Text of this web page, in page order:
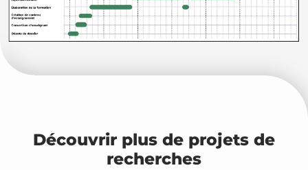
Découvrir plus de projets de
recherches